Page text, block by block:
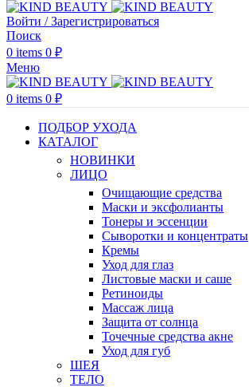
Войти / Зарегистрироваться
Поиск
0 items 0 ₽
Меню
0 items 0 ₽
ПОДБОР УХОДА
КАТАЛОГ
НОВИНКИ
ЛИЦО
Очищающие средства
Маски и эксфолианты
Тонеры и эссенции
Сыворотки и концентраты
Кремы
Уход для глаз
Листовые маски и саше
Ретиноиды
Массаж лица
Защита от солнца
Точечные средства акне
Уход для губ
ШЕЯ
ТЕЛО